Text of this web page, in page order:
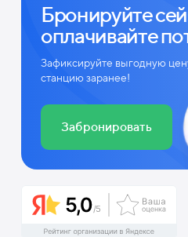
Бронируйте
оплачивайте
Зафиксируйте выгодную
станцию заранее!
Забронировать